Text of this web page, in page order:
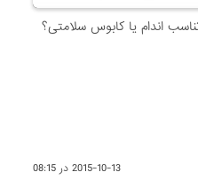
اندام یا کابوس سلامتی؟
2015-10-13 در 08:15